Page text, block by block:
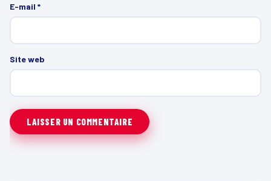
E-mail *
Site web